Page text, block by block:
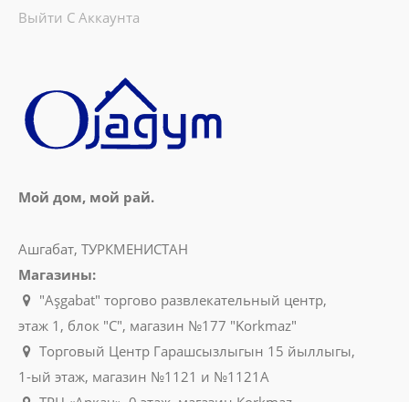
Выйти С Аккаунта
Мой дом, мой рай.
Ашгабат, ТУРКМЕНИСТАН
Магазины:
"Aşgabat" торгово развлекательный центр,
этаж 1, блок "C", магазин №177 "Korkmaz"
Торговый Центр Гарашсызлыгын 15 йыллыгы,
1-ый этаж, магазин №1121 и №1121A